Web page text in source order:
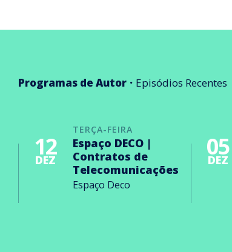
Programas de Autor Episódios Recentes
TERÇA-FEIRA
12
DEZ
Espaço DECO |
Contratos de
Telecomunicações
Espaço Deco
05
DEZ